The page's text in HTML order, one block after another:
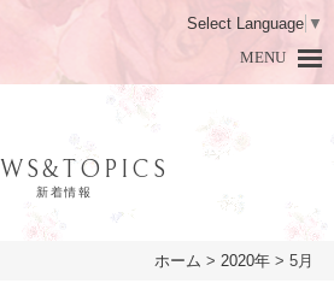
Select Language ▼
MENU
新着情報
ホーム >2020年 >5月